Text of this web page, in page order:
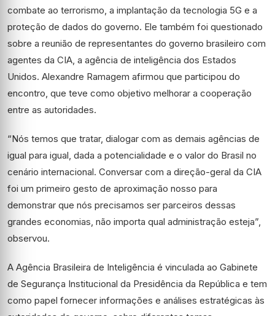
combate ao terrorismo, a implantação da tecnologia 5G e a
proteção de dados do governo. Ele também foi questionado
sobre a reunião de representantes do governo brasileiro com
agentes da CIA, a agência de inteligência dos Estados
Unidos. Alexandre Ramagem afirmou que participou do
encontro, que teve como objetivo melhorar a cooperação
entre as autoridades.
“Nós temos que tratar, dialogar com as demais agências de
igual para igual, dada a potencialidade e o valor do Brasil no
cenário internacional. Conversar com a direção-geral da CIA
foi um primeiro gesto de aproximação nosso para
demonstrar que nós precisamos ser parceiros dessas
grandes economias, não importa qual administração esteja”,
observou.
A Agência Brasileira de Inteligência é vinculada ao Gabinete
de Segurança Institucional da Presidência da República e tem
como papel fornecer informações e análises estratégicas às